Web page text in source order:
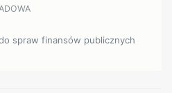
spraw finansów publicznych